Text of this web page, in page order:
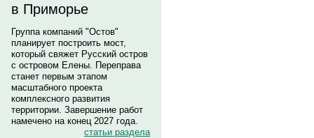
в Приморье
Группа компаний "Остов"
планирует построить мост,
который свяжет Русский остров
с островом Елены. Переправа
станет первым этапом
масштабного проекта
комплексного развития
территории. Завершение работ
намечено на конец 2027 года.
статьи раздела